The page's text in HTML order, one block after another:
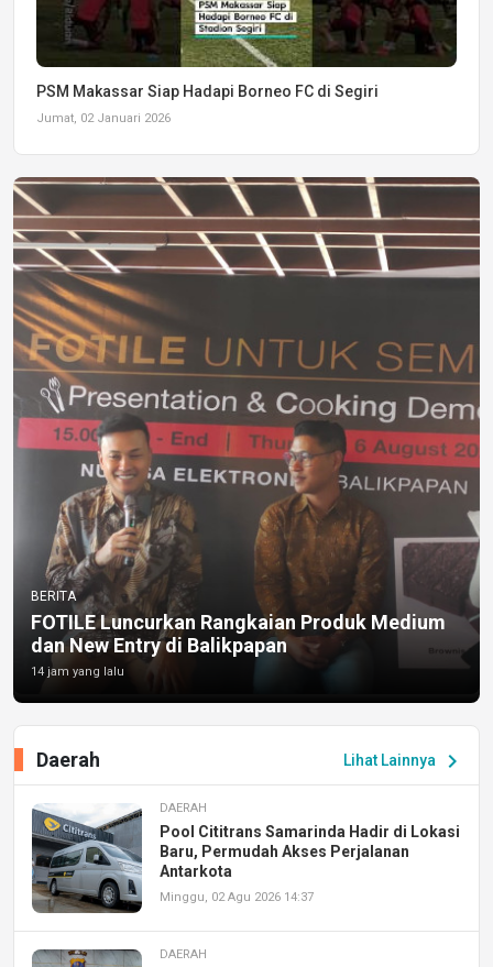
PSM Makassar Siap Hadapi Borneo FC di Segiri
Jumat, 02 Januari 2026
BERITA
FOTILE Luncurkan Rangkaian Produk Medium
dan New Entry di Balikpapan
14 jam yang lalu
Lihat Lainnya chevron_right
Daerah
DAERAH
Pool Cititrans Samarinda Hadir di Lokasi
Baru, Permudah Akses Perjalanan
Antarkota
Minggu, 02 Agu 2026 14:37
DAERAH